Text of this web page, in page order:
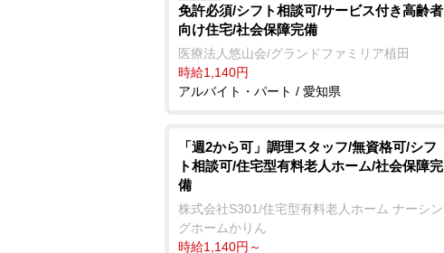
免許必須/シフト相談可/サービス付き高齢者
向け住宅/社会保障完備
医療法人悠山会/グランドファミリア植田
時給1,140円
アルバイト・パート / 愛知県
「週2から可」調理スタッフ/無資格可/シフ
ト相談可/住宅型有料老人ホーム/社会保障完
備
株式会社S301/住宅型有料老人ホーム ナーシン
グホームかりん
時給1,140円～